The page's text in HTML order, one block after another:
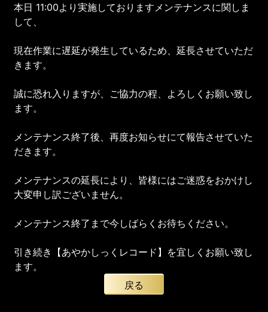
本日 11:00より実施しておりますメンテナンスに関しま
して、
現在作業に遅延が発生しているため、延長させていただ
きます。
誠に恐れ入りますが、ご協力の程、よろしくお願い致し
ます。
メンテナンス終了後、再度お知らせにて報告させていた
だきます。
メンテナンスの延長により、皆様にはご迷惑をおかけし
大変申し訳ございません。
メンテナンス終了まで今しばらくお待ちください。
引き続き【あやかしっくレコード】を宜しくお願い致し
ます。
戻る